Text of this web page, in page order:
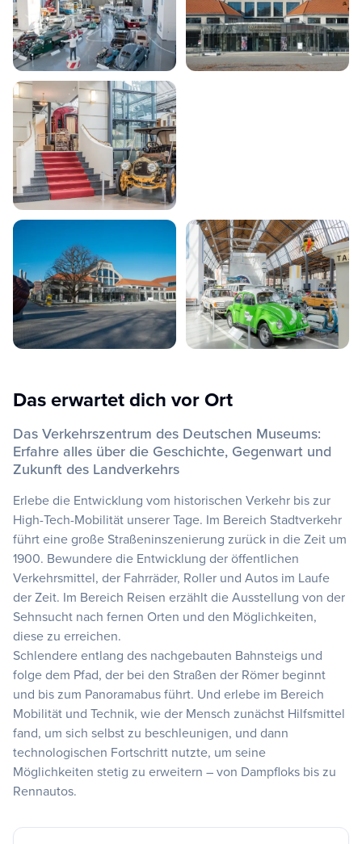
Das erwartet dich vor Ort
Das Verkehrszentrum des Deutschen Museums:
Erfahre alles über die Geschichte, Gegenwart und
Zukunft des Landverkehrs
Erlebe die Entwicklung vom historischen Verkehr bis zur
High-Tech-Mobilität unserer Tage. Im Bereich Stadtverkehr
führt eine große Straßeninszenierung zurück in die Zeit um
1900. Bewundere die Entwicklung der öffentlichen
Verkehrsmittel, der Fahrräder, Roller und Autos im Laufe
der Zeit. Im Bereich Reisen erzählt die Ausstellung von der
Sehnsucht nach fernen Orten und den Möglichkeiten,
diese zu erreichen.
Schlendere entlang des nachgebauten Bahnsteigs und
folge dem Pfad, der bei den Straßen der Römer beginnt
und bis zum Panoramabus führt. Und erlebe im Bereich
Mobilität und Technik, wie der Mensch zunächst Hilfsmittel
fand, um sich selbst zu beschleunigen, und dann
technologischen Fortschritt nutzte, um seine
Möglichkeiten stetig zu erweitern – von Dampfloks bis zu
Rennautos.